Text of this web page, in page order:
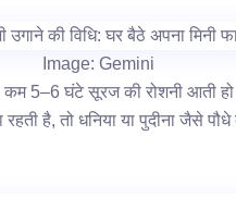
Image: Gemini
5–6 घंटे सूरज की रोशनी आती हो।
है, तो धनिया या पुदीना जैसे